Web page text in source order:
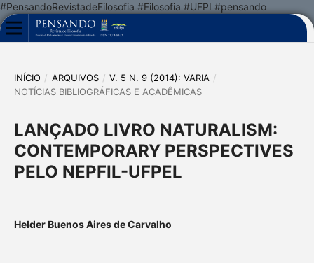
#PensandoRevistadeFilosofia #Filosofia #UFPI #pensando
INÍCIO / ARQUIVOS / V. 5 N. 9 (2014): VARIA /
NOTÍCIAS BIBLIOGRÁFICAS E ACADÊMICAS
LANÇADO LIVRO NATURALISM:
CONTEMPORARY PERSPECTIVES
PELO NEPFIL-UFPEL
Helder Buenos Aires de Carvalho